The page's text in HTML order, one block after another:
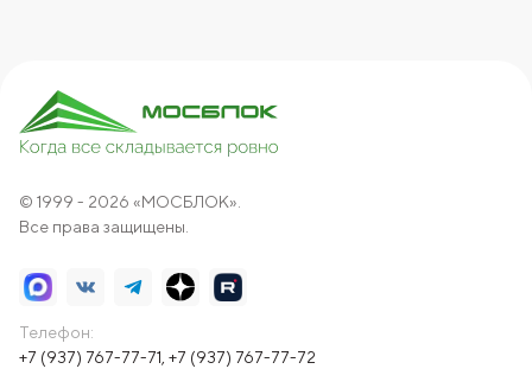
© 1999 - 2026 «МОСБЛОК».
Все права защищены.
Телефон:
+7 (937) 767-77-71, +7 (937) 767-77-72